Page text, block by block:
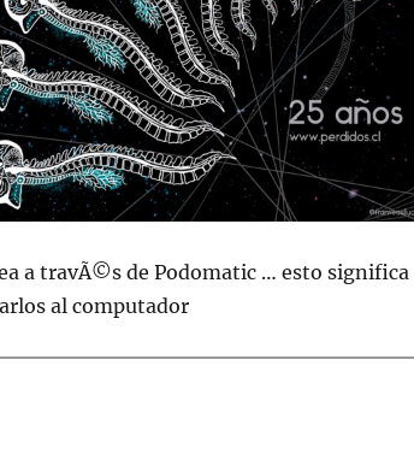
a travÃ©s de Podomatic … esto significa
al computador